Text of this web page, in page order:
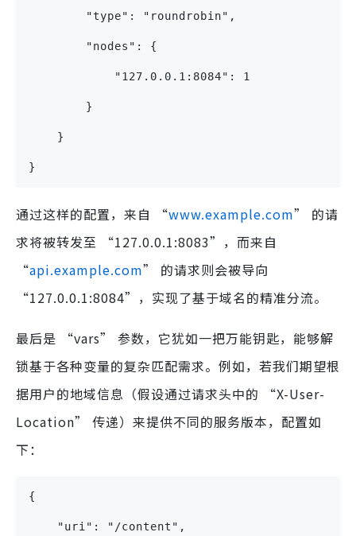
        "type": "roundrobin",
        "nodes": {
            "127.0.0.1:8084": 1
        }
    }
}
通过这样的配置，来自 “www.example.com” 的请
求将被转发至 “127.0.0.1:8083”，而来自
“api.example.com” 的请求则会被导向
“127.0.0.1:8084”，实现了基于域名的精准分流。
最后是 “vars” 参数，它犹如一把万能钥匙，能够解
锁基于各种变量的复杂匹配需求。例如，若我们期望根
据用户的地域信息（假设通过请求头中的 “X-User-
Location” 传递）来提供不同的服务版本，配置如
下：
{
    "uri": "/content",